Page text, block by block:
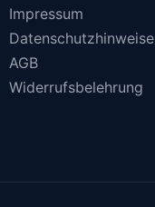
Impressum
Datenschutzhinweise
AGB
Widerrufsbelehrung